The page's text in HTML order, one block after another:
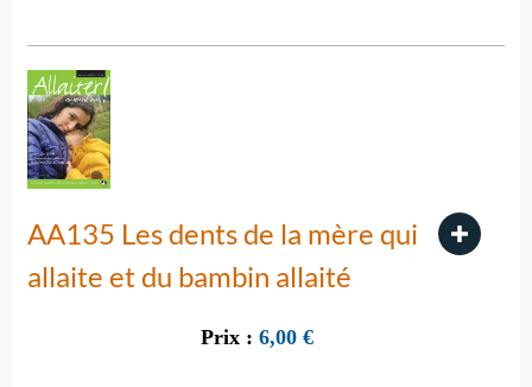
AA135 Les dents de la mère qui
allaite et du bambin allaité
Prix : 6,00 €